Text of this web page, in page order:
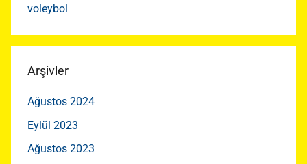
voleybol
Arşivler
Ağustos 2024
Eylül 2023
Ağustos 2023